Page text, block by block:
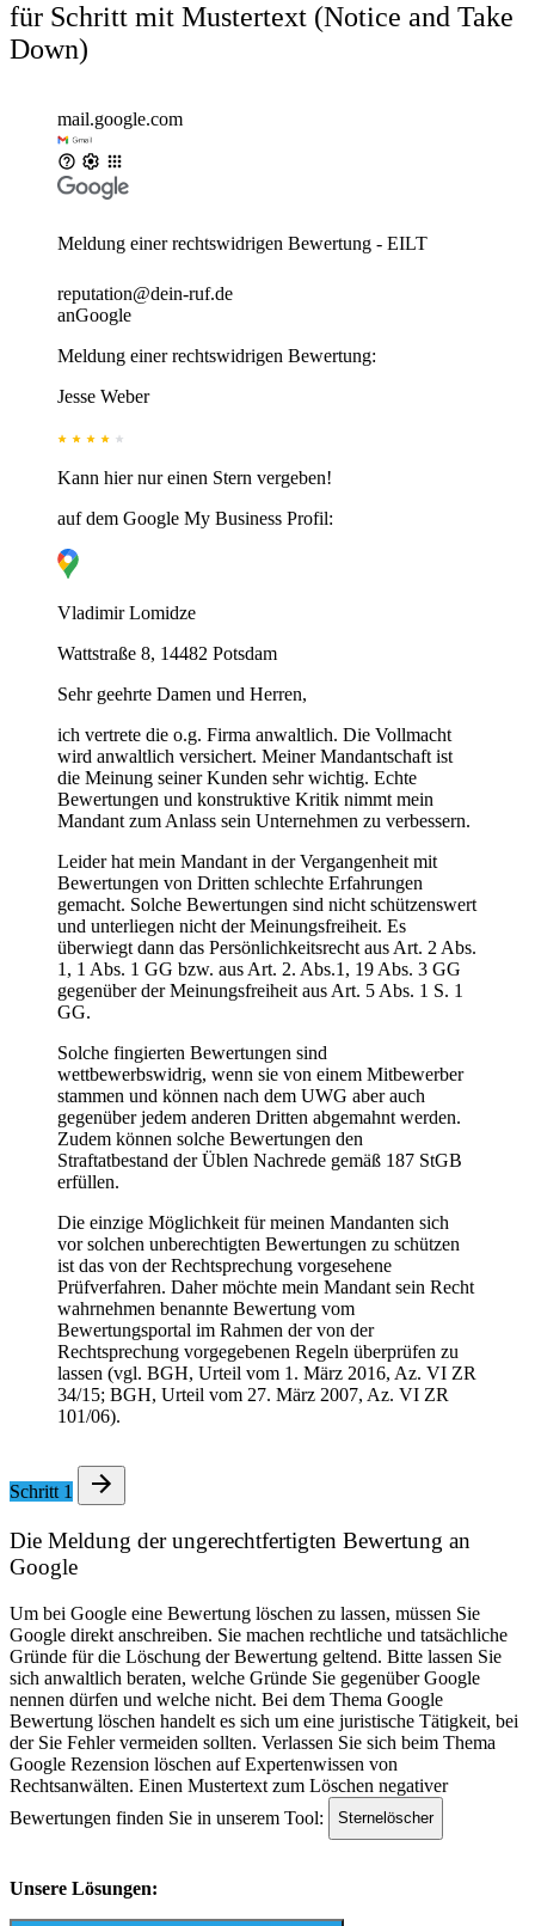
für Schritt mit Mustertext (Notice and Take
Down)
mail.google.com
Meldung einer rechtswidrigen Bewertung - EILT
reputation@dein-ruf.de
anGoogle
Meldung einer rechtswidrigen Bewertung:
Jesse Weber
Kann hier nur einen Stern vergeben!
auf dem Google My Business Profil:
Vladimir Lomidze
Wattstraße 8, 14482 Potsdam
Sehr geehrte Damen und Herren,
ich vertrete die o.g. Firma anwaltlich. Die Vollmacht
wird anwaltlich versichert. Meiner Mandantschaft ist
die Meinung seiner Kunden sehr wichtig. Echte
Bewertungen und konstruktive Kritik nimmt mein
Mandant zum Anlass sein Unternehmen zu verbessern.
Leider hat mein Mandant in der Vergangenheit mit
Bewertungen von Dritten schlechte Erfahrungen
gemacht. Solche Bewertungen sind nicht schützenswert
und unterliegen nicht der Meinungsfreiheit. Es
überwiegt dann das Persönlichkeitsrecht aus Art. 2 Abs.
1, 1 Abs. 1 GG bzw. aus Art. 2. Abs.1, 19 Abs. 3 GG
gegenüber der Meinungsfreiheit aus Art. 5 Abs. 1 S. 1
GG.
Solche fingierten Bewertungen sind
wettbewerbswidrig, wenn sie von einem Mitbewerber
stammen und können nach dem UWG aber auch
gegenüber jedem anderen Dritten abgemahnt werden.
Zudem können solche Bewertungen den
Straftatbestand der Üblen Nachrede gemäß 187 StGB
erfüllen.
Die einzige Möglichkeit für meinen Mandanten sich
vor solchen unberechtigten Bewertungen zu schützen
ist das von der Rechtsprechung vorgesehene
Prüfverfahren. Daher möchte mein Mandant sein Recht
wahrnehmen benannte Bewertung vom
Bewertungsportal im Rahmen der von der
Rechtsprechung vorgegebenen Regeln überprüfen zu
lassen (vgl. BGH, Urteil vom 1. März 2016, Az. VI ZR
34/15; BGH, Urteil vom 27. März 2007, Az. VI ZR
101/06).
Schritt 1
Die Meldung der ungerechtfertigten Bewertung an
Google
Um bei Google eine Bewertung löschen zu lassen, müssen Sie
Google direkt anschreiben. Sie machen rechtliche und tatsächliche
Gründe für die Löschung der Bewertung geltend. Bitte lassen Sie
sich anwaltlich beraten, welche Gründe Sie gegenüber Google
nennen dürfen und welche nicht. Bei dem Thema Google
Bewertung löschen handelt es sich um eine juristische Tätigkeit, bei
der Sie Fehler vermeiden sollten. Verlassen Sie sich beim Thema
Google Rezension löschen auf Expertenwissen von
Rechtsanwälten. Einen Mustertext zum Löschen negativer
Bewertungen finden Sie in unserem Tool:
Sternelöscher
Unsere Lösungen: